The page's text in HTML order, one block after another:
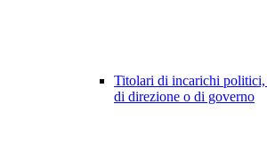
Titolari di incarichi politici,
di direzione o di governo